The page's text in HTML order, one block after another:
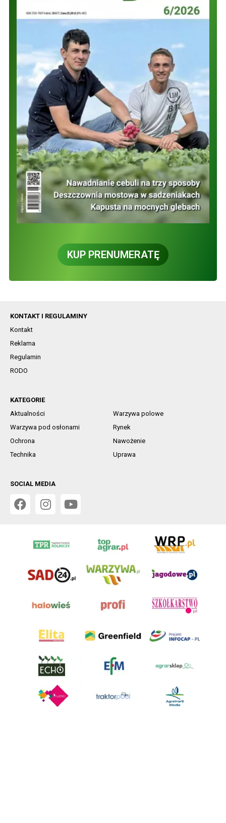
KUP PRENUMERATĘ
KONTAKT I REGULAMINY
Kontakt
Reklama
Regulamin
RODO
KATEGORIE
Aktualności
Warzywa polowe
Warzywa pod osłonami
Rynek
Ochrona
Nawożenie
Technika
Uprawa
SOCIAL MEDIA